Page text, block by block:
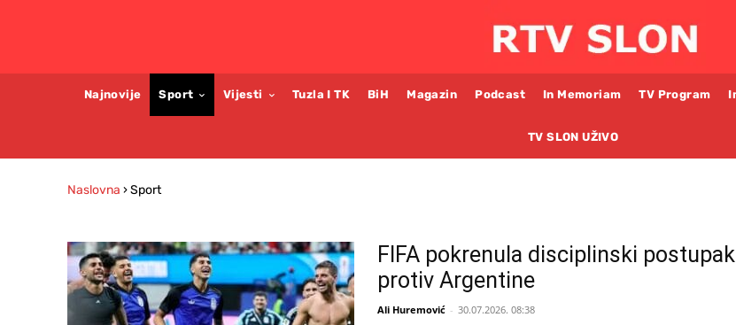
Najnovije Sport Vijesti Tuzla I TK BiH Magazin Podcast In Memoriam TV Program
TV SLON UŽIVO
Naslovna ›Sport
FIFA pokrenula disciplinski postupak
protiv Argentine
Ali Huremović - 30.07.2026. 08:38